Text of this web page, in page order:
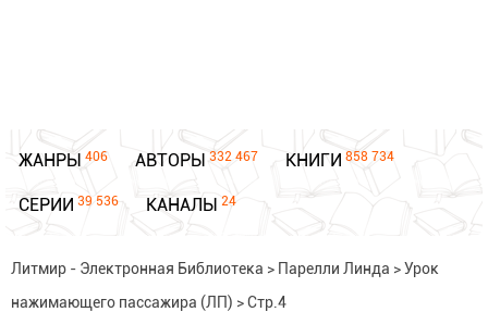
ЖАНРЫ 406 АВТОРЫ 332 467 КНИГИ 858 734
СЕРИИ 39 536 КАНАЛЫ 24
Литмир - Электронная Библиотека > Парелли Линда >Урок
нажимающего пассажира (ЛП) >Стр.4